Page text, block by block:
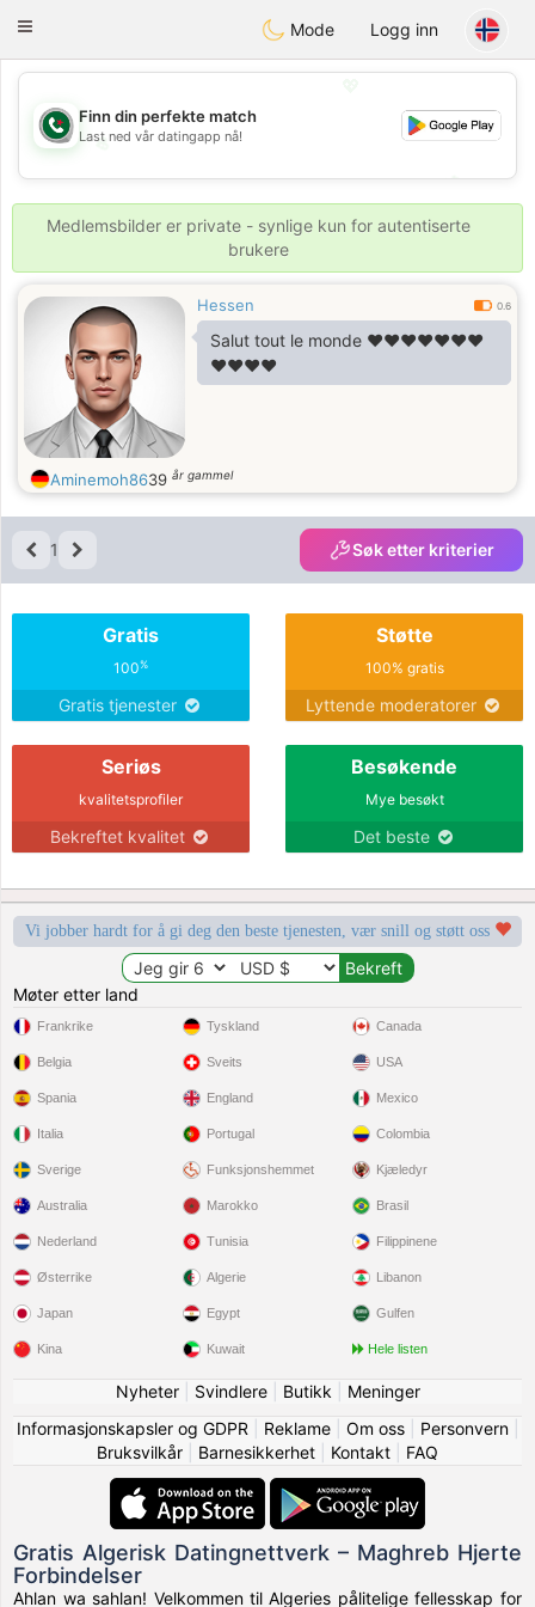
Weshrak
Toggle
Mode Logg inn
💖
💕
💕
Finn din perfekte match
Last ned vår datingapp nå!
Medlemsbilder er private - synlige kun for autentiserte
brukere
Hessen 0.6
Salut tout le monde ❤️❤️❤️❤️❤️❤️❤️
❤️❤️❤️❤️
Aminemoh8639 år gammel
1 Søk etter kriterier
Gratis
100%
Gratis tjenester
Støtte
100% gratis
Lyttende moderatorer
Seriøs
kvalitetsprofiler
Bekreftet kvalitet
Besøkende
Mye besøkt
Det beste
Vi jobber hardt for å gi deg den beste tjenesten, vær snill og støtt oss
Møter etter land
Frankrike
Belgia
Spania
Italia
Sverige
Tyskland
Sveits
England
Portugal
Funksjonshemmet
Canada
USA
Mexico
Colombia
Kjæledyr
Australia
Nederland
Østerrike
Japan
Kina
Marokko
Tunisia
Algerie
Egypt
Kuwait
Brasil
Filippinene
Libanon
Gulfen
Hele listen
Nyheter| Svindlere| Butikk
Meninger
Informasjonskapsler og GDPR
Reklame| Om oss| Personvern|
Bruksvilkår
Barnesikkerhet Kontakt FAQ
Gratis Algerisk Datingnettverk – Maghreb Hjerte
Forbindelser
Ahlan wa sahlan! Velkommen til Algeries pålitelige fellesskap for